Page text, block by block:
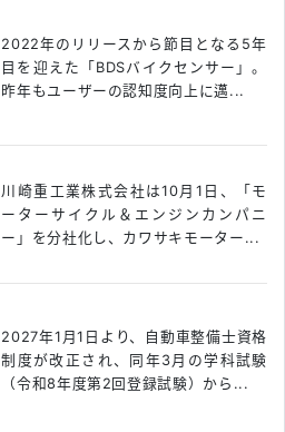
2022年のリリースから節目となる5年
目を迎えた「BDSバイクセンサー」。
昨年もユーザーの認知度向上に邁...
川崎重工業株式会社は10月1日、「モ
ーターサイクル＆エンジンカンパニ
ー」を分社化し、カワサキモーター...
2027年1月1日より、自動車整備士資格
制度が改正され、同年3月の学科試験
（令和8年度第2回登録試験）から...